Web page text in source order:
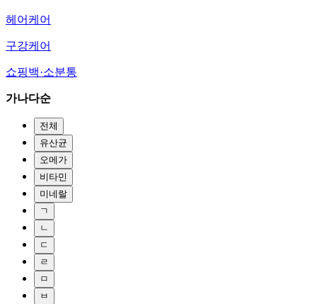
헤어케어
구강케어
쇼핑백·소분통
가나다순
전체
유산균
오메가
비타민
미네랄
ㄱ
ㄴ
ㄷ
ㄹ
ㅁ
ㅂ